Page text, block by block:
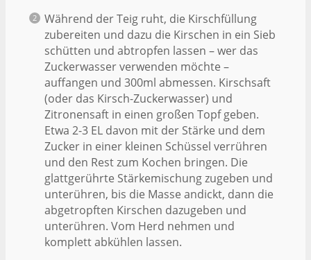
Während der Teig ruht, die Kirschfüllung
zubereiten und dazu die Kirschen in ein Sieb
schütten und abtropfen lassen – wer das
Zuckerwasser verwenden möchte –
auffangen und 300ml abmessen. Kirschsaft
(oder das Kirsch-Zuckerwasser) und
Zitronensaft in einen großen Topf geben.
Etwa 2-3 EL davon mit der Stärke und dem
Zucker in einer kleinen Schüssel verrühren
und den Rest zum Kochen bringen. Die
glattgerührte Stärkemischung zugeben und
unterühren, bis die Masse andickt, dann die
abgetropften Kirschen dazugeben und
unterühren. Vom Herd nehmen und
komplett abkühlen lassen.